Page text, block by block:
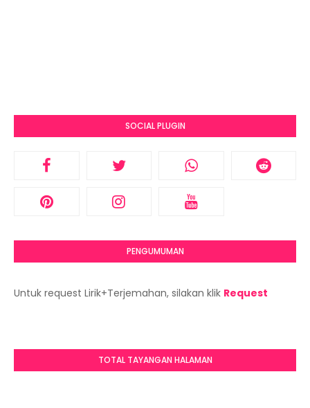
SOCIAL PLUGIN
PENGUMUMAN
Untuk request Lirik+Terjemahan, silakan klik Request
TOTAL TAYANGAN HALAMAN